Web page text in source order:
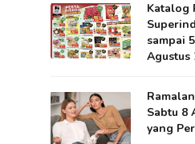
Katalog
sampai
Agustus
Sabtu 8
yang